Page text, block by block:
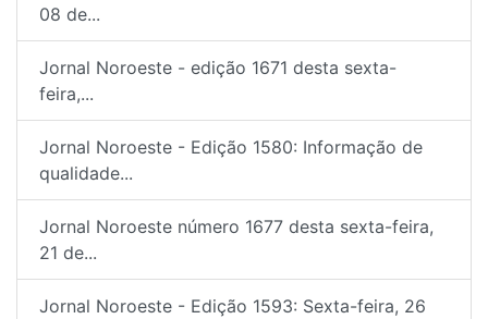
08 de...
Jornal Noroeste - edição 1671 desta sexta-
feira,...
Jornal Noroeste - Edição 1580: Informação de
qualidade...
Jornal Noroeste número 1677 desta sexta-feira,
21 de...
Jornal Noroeste - Edição 1593: Sexta-feira, 26